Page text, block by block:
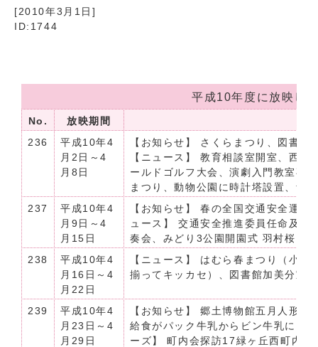
[2010年3月1日]
ID:1744
平成10年度に放映し
No. 放映期間
236
平成10年4
月2日～4
月8日
【お知らせ】 さくらまつり、図書
【ニュース】 教育相談室開室、西
ールドゴルフ大会、演劇入門教室卒
まつり、動物公園に時計塔設置、青
237
平成10年4
月9日～4
月15日
【お知らせ】 春の全国交通安全運
ュース】 交通安全推進委員任命及び
奏会、みどり3公園開園式 羽村桜ま
238
平成10年4
月16日～4
月22日
【ニュース】 はむら春まつり（小
揃ってキッカセ）、図書館加美分室
239
平成10年4
月23日～4
月29日
【お知らせ】 郷土博物館五月人形
給食がパック牛乳からビン牛乳に、
ーズ】 町内会探訪17緑ヶ丘西町内